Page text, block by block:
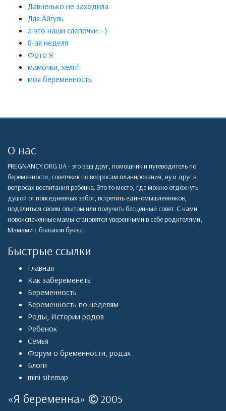
Давненько не заходила.
Для Айгуль
а это наши слепочки :-)
8-ая неделя
Фото Я
мамочки, хелп!
моя беременность
О нас
PREGNANCY.ORG.UA - это ваш друг, помощник и путеводитель по
беременности, советчкик по вопросам планирования, ну и друг в
вопросах воспитания ребенка. Это то место, где можно отдохнуть
душой от повседневных забот, встретить единомышленников,
поделиться своим опытом или получить бесценный совет. С нами
новоиспеченные мамы становятся уверенными в себе родителями,
Мамами с большой буквы.
Быстрые ссылки
Главная
Как забеременеть
Беременность
Беременность по неделям
Роды, Истории родов
Ребенок
Семья
Форум о бременности, родах
Блоги
mini sitemap
«Я беременна» 2005